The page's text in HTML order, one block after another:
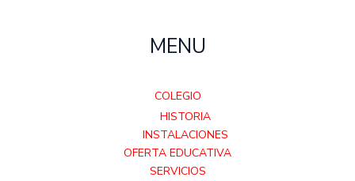
MENU
COLEGIO
HISTORIA
INSTALACIONES
OFERTA EDUCATIVA
SERVICIOS